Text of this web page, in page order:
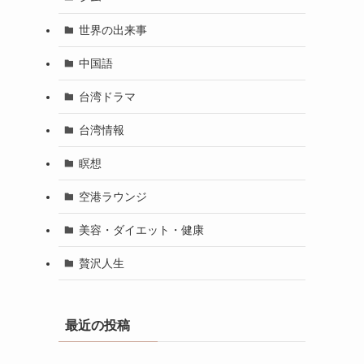
世界の出来事
中国語
台湾ドラマ
台湾情報
瞑想
空港ラウンジ
美容・ダイエット・健康
贅沢人生
最近の投稿